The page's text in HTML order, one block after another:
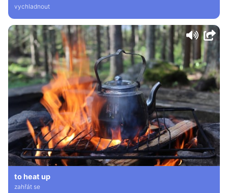
vychladnout
to heat up
zahřát se